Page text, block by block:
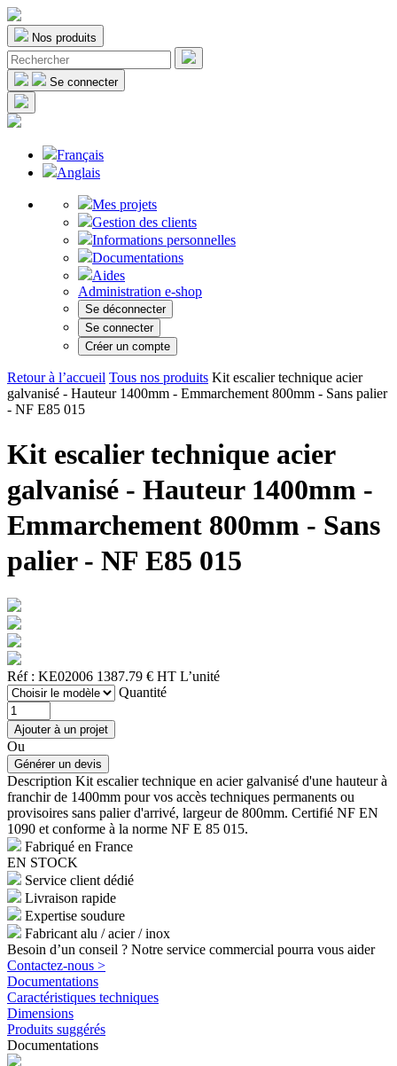
Nos produits
Se connecter
Français
Anglais
Mes projets
Gestion des clients
Informations personnelles
Documentations
Aides
Administration e-shop
Se déconnecter
Se connecter
Créer un compte
Retour à l’accueil Tous nos produits Kit escalier technique acier
galvanisé - Hauteur 1400mm - Emmarchement 800mm - Sans palier
- NF E85 015
Kit escalier technique acier
galvanisé - Hauteur 1400mm -
Emmarchement 800mm - Sans
palier - NF E85 015
Réf : KE02006 1387.79 € HT L’unité
Quantité
Ou
Description Kit escalier technique en acier galvanisé d'une hauteur à
franchir de 1400mm pour vos accès techniques permanents ou
provisoires sans palier d'arrivé, largeur de 800mm. Certifié NF EN
1090 et conforme à la norme NF E 85 015.
Fabriqué en France
EN STOCK
Service client dédié
Livraison rapide
Expertise soudure
Fabricant alu / acier / inox
Besoin d’un conseil ? Notre service commercial pourra vous aider
Contactez-nous >
Documentations
Caractéristiques techniques
Dimensions
Produits suggérés
Documentations